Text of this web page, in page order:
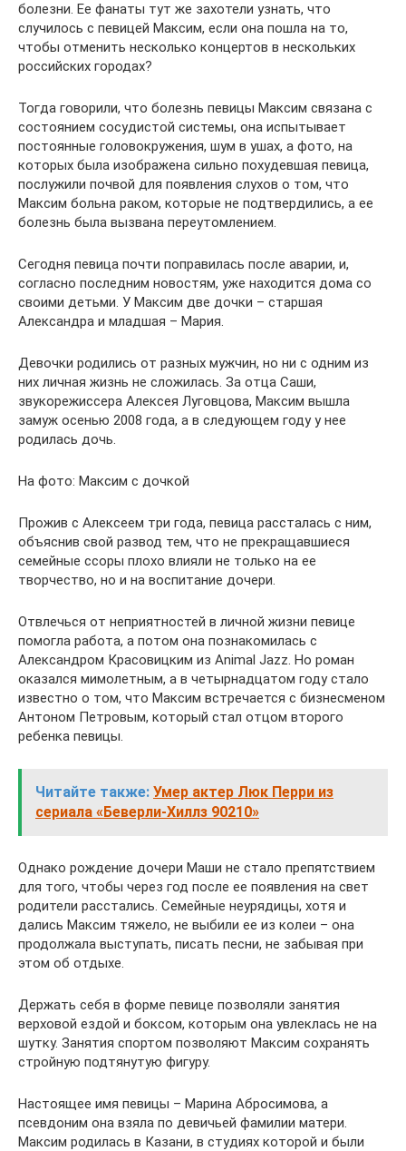
болезни. Ее фанаты тут же захотели узнать, что
случилось с певицей Максим, если она пошла на то,
чтобы отменить несколько концертов в нескольких
российских городах?
Тогда говорили, что болезнь певицы Максим связана с
состоянием сосудистой системы, она испытывает
постоянные головокружения, шум в ушах, а фото, на
которых была изображена сильно похудевшая певица,
послужили почвой для появления слухов о том, что
Максим больна раком, которые не подтвердились, а ее
болезнь была вызвана переутомлением.
Сегодня певица почти поправилась после аварии, и,
согласно последним новостям, уже находится дома со
своими детьми. У Максим две дочки – старшая
Александра и младшая – Мария.
Девочки родились от разных мужчин, но ни с одним из
них личная жизнь не сложилась. За отца Саши,
звукорежиссера Алексея Луговцова, Максим вышла
замуж осенью 2008 года, а в следующем году у нее
родилась дочь.
На фото: Максим с дочкой
Прожив с Алексеем три года, певица рассталась с ним,
объяснив свой развод тем, что не прекращавшиеся
семейные ссоры плохо влияли не только на ее
творчество, но и на воспитание дочери.
Отвлечься от неприятностей в личной жизни певице
помогла работа, а потом она познакомилась с
Александром Красовицким из Animal Jazz. Но роман
оказался мимолетным, а в четырнадцатом году стало
известно о том, что Максим встречается с бизнесменом
Антоном Петровым, который стал отцом второго
ребенка певицы.
Читайте также: Умер актер Люк Перри из
сериала «Беверли-Хиллз 90210»
Однако рождение дочери Маши не стало препятствием
для того, чтобы через год после ее появления на свет
родители расстались. Семейные неурядицы, хотя и
дались Максим тяжело, не выбили ее из колеи – она
продолжала выступать, писать песни, не забывая при
этом об отдыхе.
Держать себя в форме певице позволяли занятия
верховой ездой и боксом, которым она увлеклась не на
шутку. Занятия спортом позволяют Максим сохранять
стройную подтянутую фигуру.
Настоящее имя певицы – Марина Абросимова, а
псевдоним она взяла по девичьей фамилии матери.
Максим родилась в Казани, в студиях которой и были